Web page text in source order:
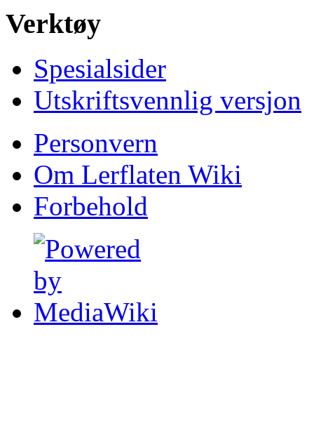
Verktøy
Spesialsider
Utskriftsvennlig versjon
Personvern
Om Lerflaten Wiki
Forbehold